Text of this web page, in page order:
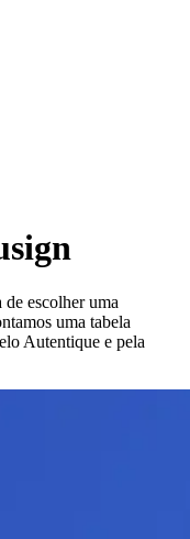
de escolher uma
uma tabela
Autentique e pela